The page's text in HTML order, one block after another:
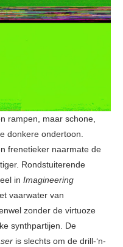
rampen, maar schone,
donkere ondertoon.
frenetieker naarmate de
Rondstuiterende
in Imagineering
vaarwater van
zonder de virtuoze
synthpartijen. De
is slechts om de drill-‘n-